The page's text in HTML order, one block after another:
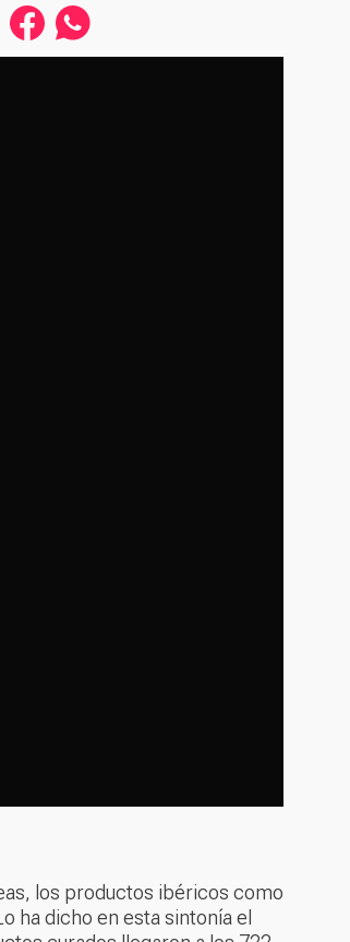
los productos ibéricos como
ha dicho en esta sintonía el